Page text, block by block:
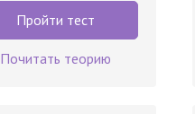
Пройти тест
Почитать теорию